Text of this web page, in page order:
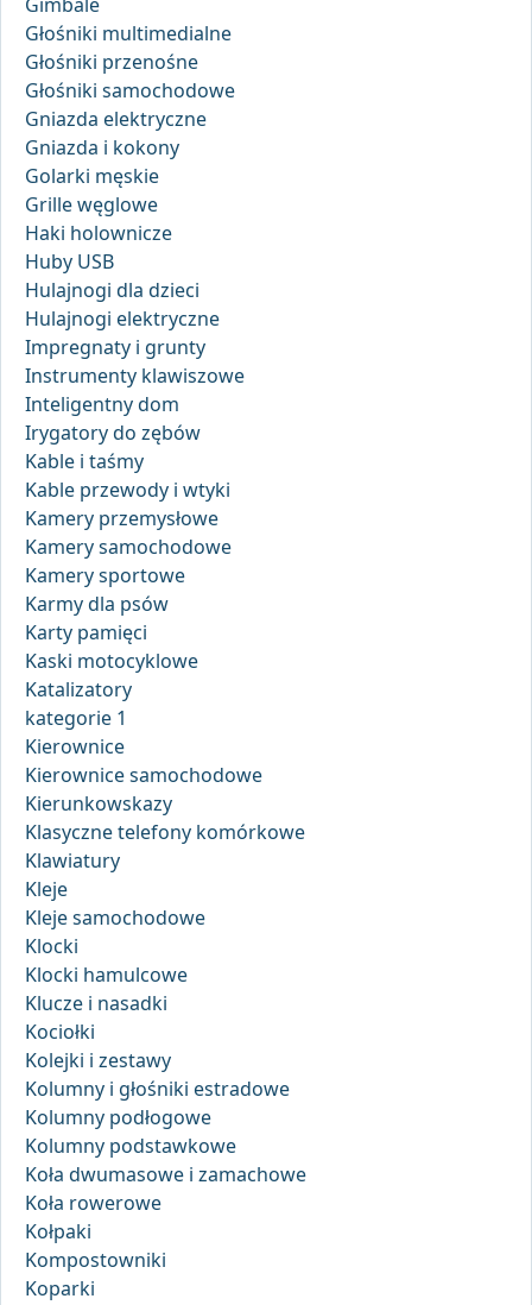
Głośniki multimedialne
Głośniki przenośne
Głośniki samochodowe
Gniazda elektryczne
Gniazda i kokony
Golarki męskie
Grille węglowe
Haki holownicze
Huby USB
Hulajnogi dla dzieci
Hulajnogi elektryczne
Impregnaty i grunty
Instrumenty klawiszowe
Inteligentny dom
Irygatory do zębów
Kable i taśmy
Kable przewody i wtyki
Kamery przemysłowe
Kamery samochodowe
Kamery sportowe
Karmy dla psów
Karty pamięci
Kaski motocyklowe
Katalizatory
kategorie 1
Kierownice
Kierownice samochodowe
Kierunkowskazy
Klasyczne telefony komórkowe
Klawiatury
Kleje
Kleje samochodowe
Klocki
Klocki hamulcowe
Klucze i nasadki
Kociołki
Kolejki i zestawy
Kolumny i głośniki estradowe
Kolumny podłogowe
Kolumny podstawkowe
Koła dwumasowe i zamachowe
Koła rowerowe
Kołpaki
Kompostowniki
Koparki